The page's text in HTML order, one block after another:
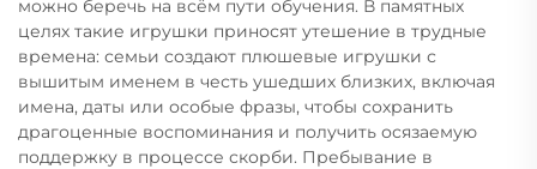
можно беречь на всём пути обучения. В памятных
целях такие игрушки приносят утешение в трудные
времена: семьи создают плюшевые игрушки с
вышитым именем в честь ушедших близких, включая
имена, даты или особые фразы, чтобы сохранить
драгоценные воспоминания и получить осязаемую
поддержку в процессе скорби. Пребывание в